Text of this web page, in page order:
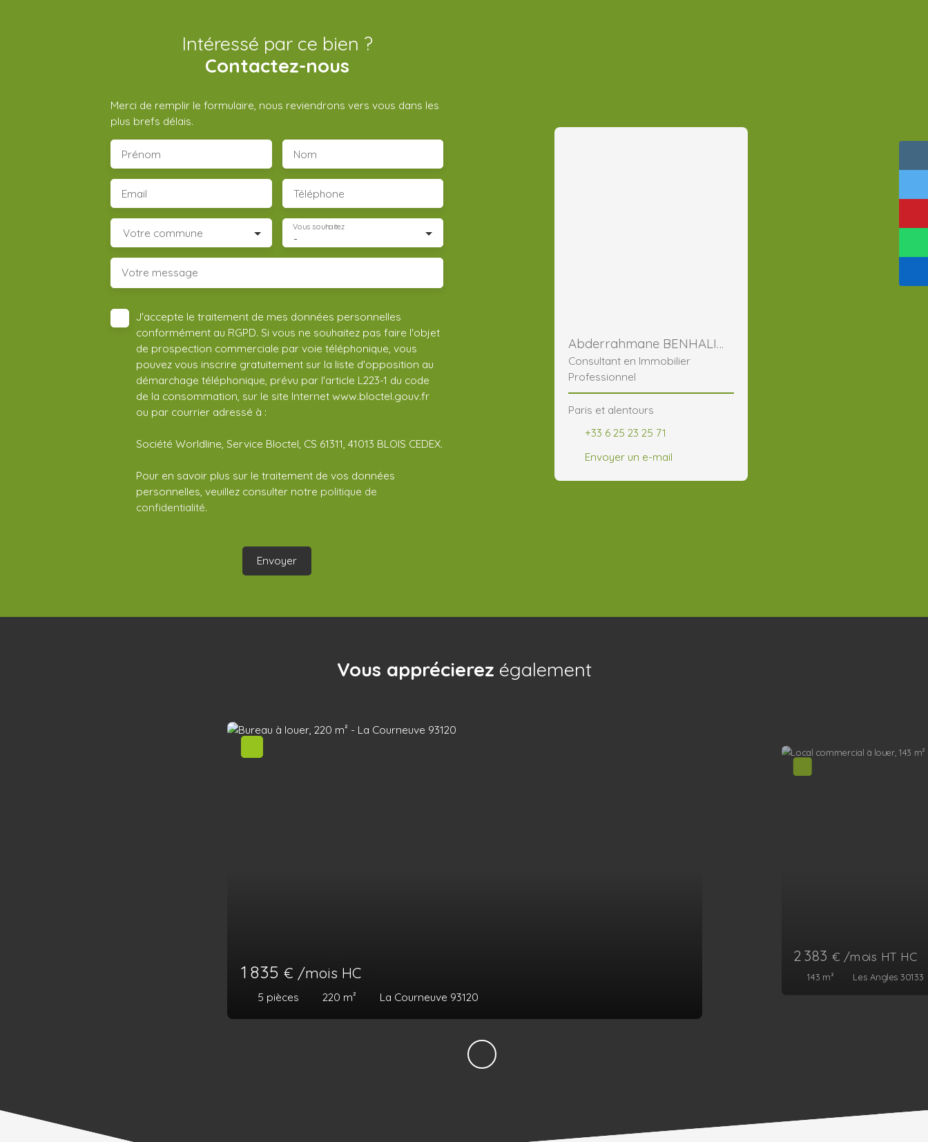
Intéressé par ce bien ?
Contactez-nous
Merci de remplir le formulaire, nous reviendrons vers vous dans les
plus brefs délais.
Prénom Nom
Email Téléphone
Votre commune -
Vous souhaitez
Votre message
J'accepte le traitement de mes données personnelles
conformément au RGPD. Si vous ne souhaitez pas faire l'objet
de prospection commerciale par voie téléphonique, vous
pouvez vous inscrire gratuitement sur la liste d'opposition au
démarchage téléphonique, prévu par l'article L223-1 du code
de la consommation, sur le site Internet www.bloctel.gouv.fr
ou par courrier adressé à :
Société Worldline, Service Bloctel, CS 61311, 41013 BLOIS CEDEX.
Pour en savoir plus sur le traitement de vos données
personnelles, veuillez consulter notre politique de
confidentialité.
Envoyer
Abderrahmane BENHALIMA
Consultant en Immobilier
Professionnel
Paris et alentours
+33 6 25 23 25 71
Envoyer un e-mail
Vous apprécierez également
2 383€ /mois HT HC
143m² Les Angles 30133
2 650€ /mois HT HC
264m² Noyers-sur-Cher